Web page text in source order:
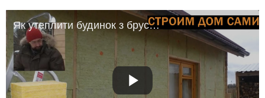
Як утеплити будинок з бруса зовні (не складно і не дорого)